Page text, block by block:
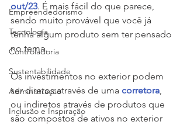
Empreendedorismo
Tecnologia
Controladoria
Sustentabilidade
Administração
Inclusão e Inspiração
out/23. É mais fácil do que parece,
sendo muito provável que você já
tenha algum produto sem ter pensado
no tema.
Os investimentos no exterior podem
ser diretos através de uma corretora,
ou indiretos através de produtos que
são compostos de ativos no exterior